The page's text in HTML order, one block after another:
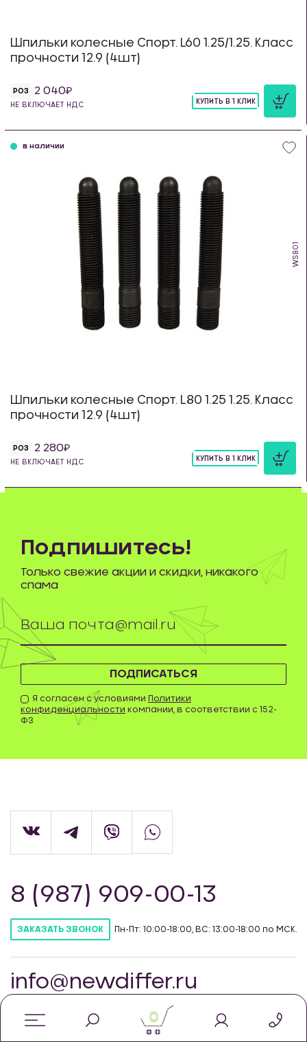
Шпильки колесные Спорт. L60 1.25/1.25. Класс
прочности 12.9 (4шт)
РОЗ 2 040
НЕ ВКЛЮЧАЕТ НДС
КУПИТЬ В 1 КЛИК
WS801
в наличии
Шпильки колесные Спорт. L80 1.25 1.25. Класс
прочности 12.9 (4шт)
РОЗ 2 280
НЕ ВКЛЮЧАЕТ НДС
КУПИТЬ В 1 КЛИК
ПОДПИСАТЬСЯ
Я согласен с условиями Политики
конфиденциальности компании, в соответствии с 152-
ФЗ
Подпишитесь!
Только свежие акции и скидки, никакого
спама
8 (987) 909-00-13
ЗАКАЗАТЬ ЗВОНОК Пн-Пт: 10:00-18:00, ВС: 13:00-18:00 по МСК.
info@newdiffer.ru
© Интернет-магазин автозапчастей для
0